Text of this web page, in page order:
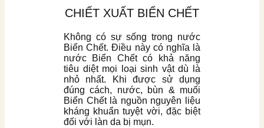
CHIẾT XUẤT BIỂN CHẾT
Không có sự sống trong nước
Biển Chết. Điều này có nghĩa là
nước Biển Chết có khả năng
tiêu diệt mọi loại sinh vật dù là
nhỏ nhất. Khi được sử dụng
đúng cách, nước, bùn & muối
Biển Chết là nguồn nguyên liệu
kháng khuẩn tuyệt vời, đặc biệt
đối với làn da bị mụn.